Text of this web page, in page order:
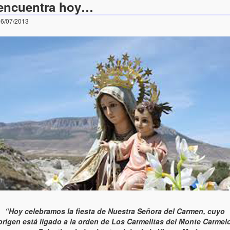
hoy…
07/2013
“Hoy celebramos la fiesta de Nuestra Señora del Carmen, cuyo
está ligado a la orden de Los Carmelitas del Monte